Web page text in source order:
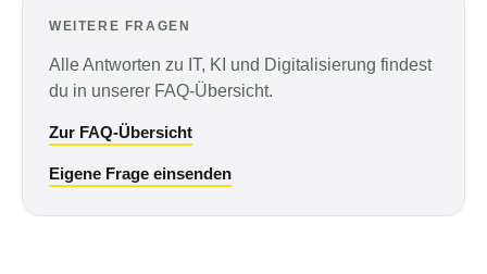
WEITERE FRAGEN
Alle Antworten zu IT, KI und Digitalisierung findest
du in unserer FAQ-Übersicht.
Zur FAQ-Übersicht
Eigene Frage einsenden